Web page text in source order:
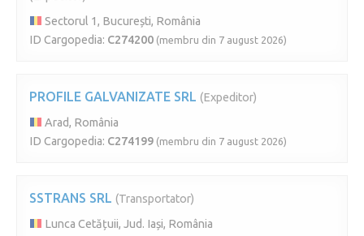
Sectorul 1, București, România
ID Cargopedia: C274200 (membru din 7 august 2026)
PROFILE GALVANIZATE SRL (Expeditor)
Arad, România
ID Cargopedia: C274199 (membru din 7 august 2026)
SSTRANS SRL (Transportator)
Lunca Cetățuii, Jud. Iași, România